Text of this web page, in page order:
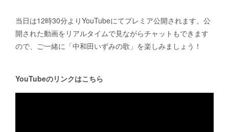
当日は12時30分よりYouTubeにてプレミア公開されます。公
開された動画をリアルタイムで見ながらチャットもできます
ので、ご一緒に「中和田いずみの歌」を楽しみましょう！
YouTubeのリンクはこちら